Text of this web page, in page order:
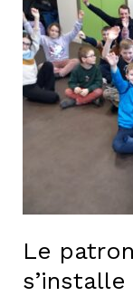
Le
Jean
Tinturier
s’installe
à
la